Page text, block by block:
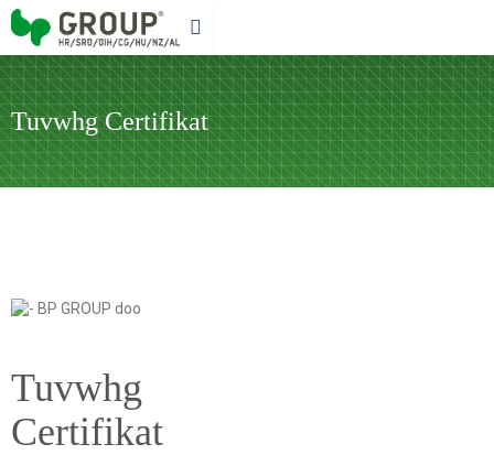
Tuvwhg Certifikat
Tuvwhg
Certifikat